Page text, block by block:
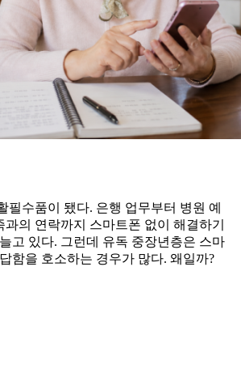
필수품이 됐다. 은행 업무부터 병원 예
의 연락까지 스마트폰 없이 해결하기
고 있다. 그런데 유독 중장년층은 스마
함을 호소하는 경우가 많다. 왜일까?